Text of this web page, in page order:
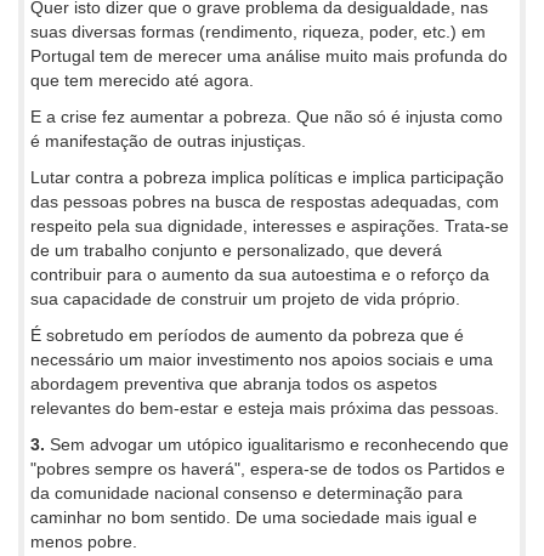
Quer isto dizer que o grave problema da desigualdade, nas
suas diversas formas (rendimento, riqueza, poder, etc.) em
Portugal tem de merecer uma análise muito mais profunda do
que tem merecido até agora.
E a crise fez aumentar a pobreza. Que não só é injusta como
é manifestação de outras injustiças.
Lutar contra a pobreza implica políticas e implica participação
das pessoas pobres na busca de respostas adequadas, com
respeito pela sua dignidade, interesses e aspirações. Trata-se
de um trabalho conjunto e personalizado, que deverá
contribuir para o aumento da sua autoestima e o reforço da
sua capacidade de construir um projeto de vida próprio.
É sobretudo em períodos de aumento da pobreza que é
necessário um maior investimento nos apoios sociais e uma
abordagem preventiva que abranja todos os aspetos
relevantes do bem-estar e esteja mais próxima das pessoas.
3. Sem advogar um utópico igualitarismo e reconhecendo que
"pobres sempre os haverá", espera-se de todos os Partidos e
da comunidade nacional consenso e determinação para
caminhar no bom sentido. De uma sociedade mais igual e
menos pobre.